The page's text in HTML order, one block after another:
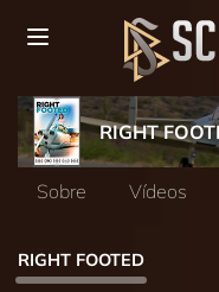
RIGHT
Sobre Vídeos
RIGHT FOOTED